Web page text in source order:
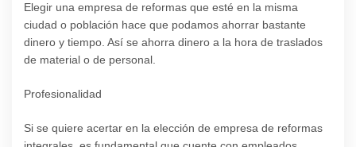
Elegir una empresa de reformas que esté en la misma
ciudad o población hace que podamos ahorrar bastante
dinero y tiempo. Así se ahorra dinero a la hora de traslados
de material o de personal.
Profesionalidad
Si se quiere acertar en la elección de empresa de reformas